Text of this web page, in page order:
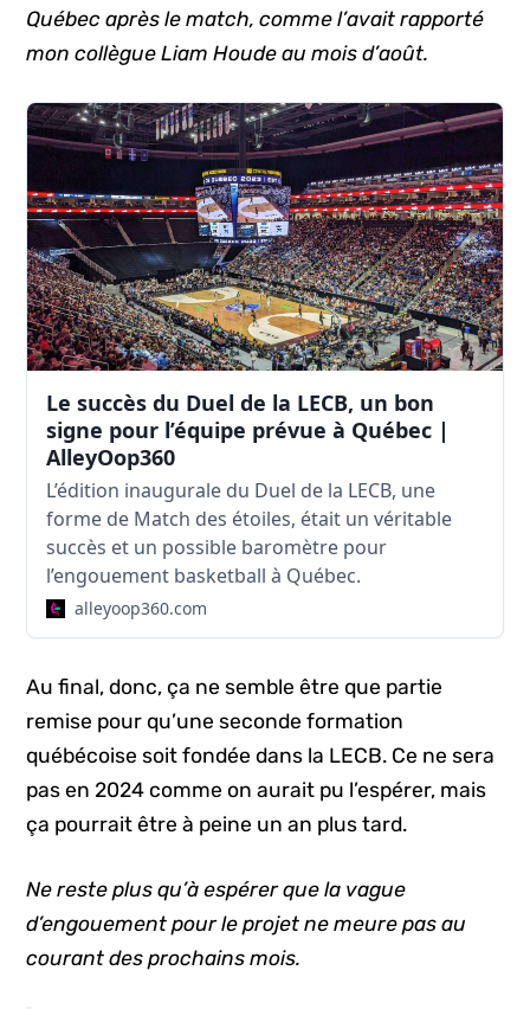
Québec après le match, comme l’avait rapporté
mon collègue Liam Houde au mois d’août.
Le succès du Duel de la LECB, un bon
signe pour l’équipe prévue à Québec |
AlleyOop360
L’édition inaugurale du Duel de la LECB, une
forme de Match des étoiles, était un véritable
succès et un possible baromètre pour
l’engouement basketball à Québec.
alleyoop360.com
Au final, donc, ça ne semble être que partie
remise pour qu’une seconde formation
québécoise soit fondée dans la LECB. Ce ne sera
pas en 2024 comme on aurait pu l’espérer, mais
ça pourrait être à peine un an plus tard.
Ne reste plus qu’à espérer que la vague
d’engouement pour le projet ne meure pas au
courant des prochains mois.